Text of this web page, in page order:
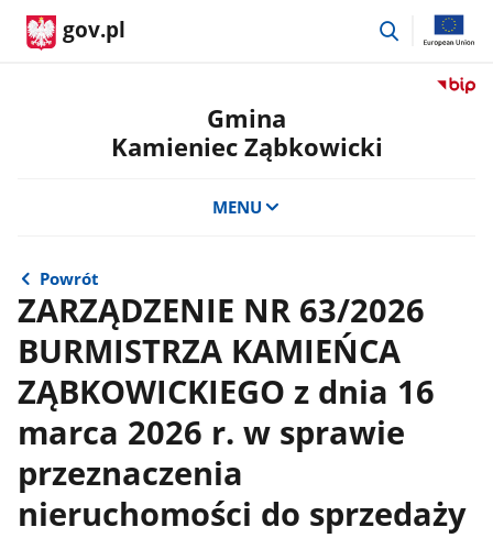
gov.pl
przejdź
Przejdź
Gmina
Kamieniec Ząbkowicki
MENU
Powrót
ZARZĄDZENIE NR 63/2026
BURMISTRZA KAMIEŃCA
ZĄBKOWICKIEGO z dnia 16
marca 2026 r. w sprawie
przeznaczenia
nieruchomości do sprzedaży